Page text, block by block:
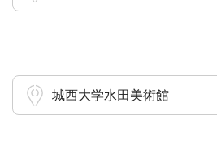
城西大学水田美術館